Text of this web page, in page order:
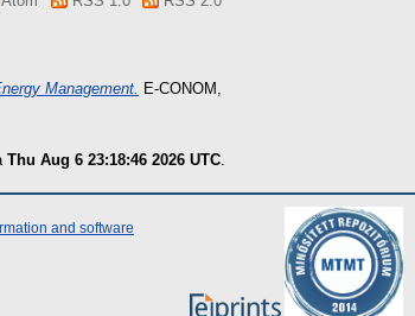
Management.
E-CONOM,
Thu Aug 6 23:18:46 2026 UTC
and software